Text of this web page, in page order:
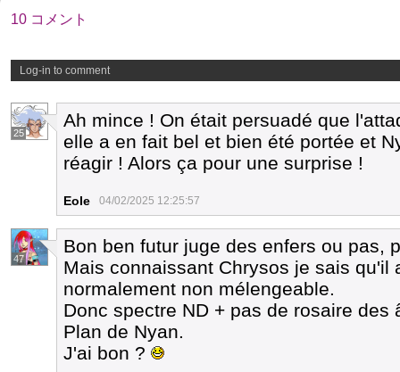
10 コメント
Log-in to comment
25
Ah mince ! On était persuadé que
elle a en fait bel et bien été portée et
réagir ! Alors ça pour une surprise !
Eole 04/02/2025 12:25:57
47
Bon ben futur juge des enfers ou pas,
Mais connaissant Chrysos je sais qu'il
normalement non mélengeable.
Donc spectre ND + pas de rosaire des
Plan de Nyan.
J'ai bon ?